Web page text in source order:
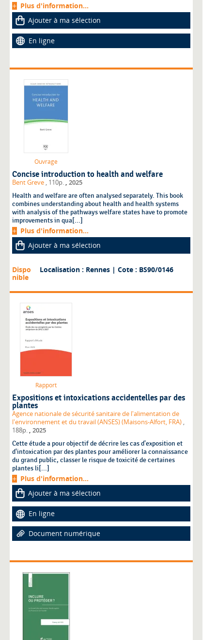
Plus d'information...
Ajouter à ma sélection
En ligne
Ouvrage
Concise introduction to health and welfare
Bent Greve , 110p. , 2025
Health and welfare are often analysed separately. This book
combines understanding about health and health systems
with analysis of the pathways welfare states have to promote
improvements in qua[...]
Plus d'information...
Ajouter à ma sélection
Dispo
nible
Localisation : Rennes | Cote : BS90/0146
Rapport
Expositions et intoxications accidentelles par des
plantes
Agence nationale de sécurité sanitaire de l'alimentation de
l'environnement et du travail (ANSES) (Maisons-Alfort, FRA) ,
188p. , 2025
Cette étude a pour objectif de décrire les cas d'exposition et
d'intoxication par des plantes pour améliorer la connaissance
du grand public, classer le risque de toxicité de certaines
plantes li[...]
Plus d'information...
Ajouter à ma sélection
En ligne
Document numérique